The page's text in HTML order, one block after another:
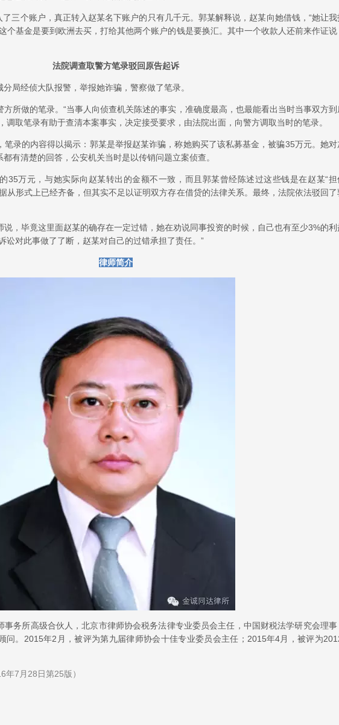
了三个账户，真正转入赵某名下账户的只有几千元。郭某解释说，赵某向她借钱，“她让我
个基金是要到欧洲去买，打给其他两个账户的钱是要换汇。其中一个收款人还前来作证说
法院调查取警方笔录驳回原告起诉
局经侦大队报警，举报她诈骗，警察做了笔录。
所做的笔录。“当事人向侦查机关陈述的事实，准确度最高，也最能看出当时当事双方到
调取笔录有助于查清本案事实，决定接受要求，由法院出面，向警方调取当时的笔录。
笔录的内容得以揭示：郭某是举报赵某诈骗，称她购买了该私募基金，被骗35万元。她对
有清楚的回答，公安机关当时是以传销问题立案侦查。
35万元，与她实际向赵某转出的金额不一致，而且郭某曾经陈述过这些钱是在赵某“担
从形式上已经齐备，但其实不足以证明双方存在借贷的法律关系。最终，法院依法驳回了
，毕竟这里面赵某的确存在一定过错，她在劝说同事投资的时候，自己也有至少3%的利
讼对此事做了了断，赵某对自己的过错承担了责任。”
律师简介
事务所高级合伙人，北京市律师协会税务法律专业委员会主任，中国财税法学研究会理事
问。2015年2月，被评为第九届律师协会十佳专业委员会主任；2015年4月，被评为
年7月28日第25版）